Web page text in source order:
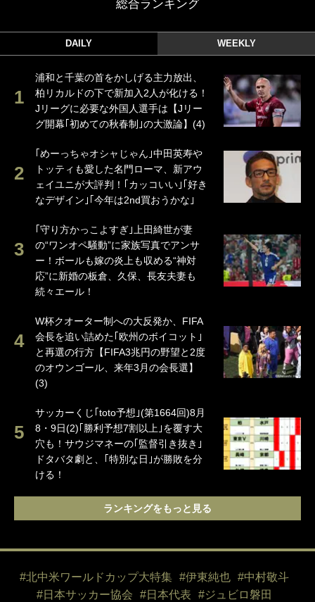
総合ランキング
DAILY WEEKLY
浦和と千葉の首をかしげる主力放出、
柏リカルドの下で新加入2人が化ける！
Jリーグに必要な外国人選手は【Jリー
グ開幕｢初めての秋春制｣の大激論】(4)
｢めーっちゃオシャじゃん｣中田英寿や
トッティも愛した名門ローマ、新アウ
ェイユニが大評判！｢カッコいい｣｢好き
なデザイン｣｢今年は2nd買おうかな｣
｢守り方かっこよすぎ｣上田綺世が妻
の“ワンオペ騒動”に家族写真でアンサ
ー！ボールも嫁の炎上も収める“神対
応”に新婚の板倉、久保、長友夫妻も
続々エール！
W杯クオーター制への大反発か、FIFA
会長を追い詰めた｢欧州のボイコット｣
と再選の行方【FIFA3兆円の野望と2度
のオウンゴール、来年3月の会長選】
(3)
サッカーくじ｢toto予想｣(第1664回)8月
8・9日(2)｢勝利予想7割以上｣を覆す大
穴も！サウジマネーの｢監督引き抜き｣
ドタバタ劇と、｢特別な日｣が勝敗を分
ける！
ランキングをもっと見る
#北中米ワールドカップ大特集 #伊東純也
#中村敬斗
#日本サッカー協会
#日本代表
#ジュビロ磐田